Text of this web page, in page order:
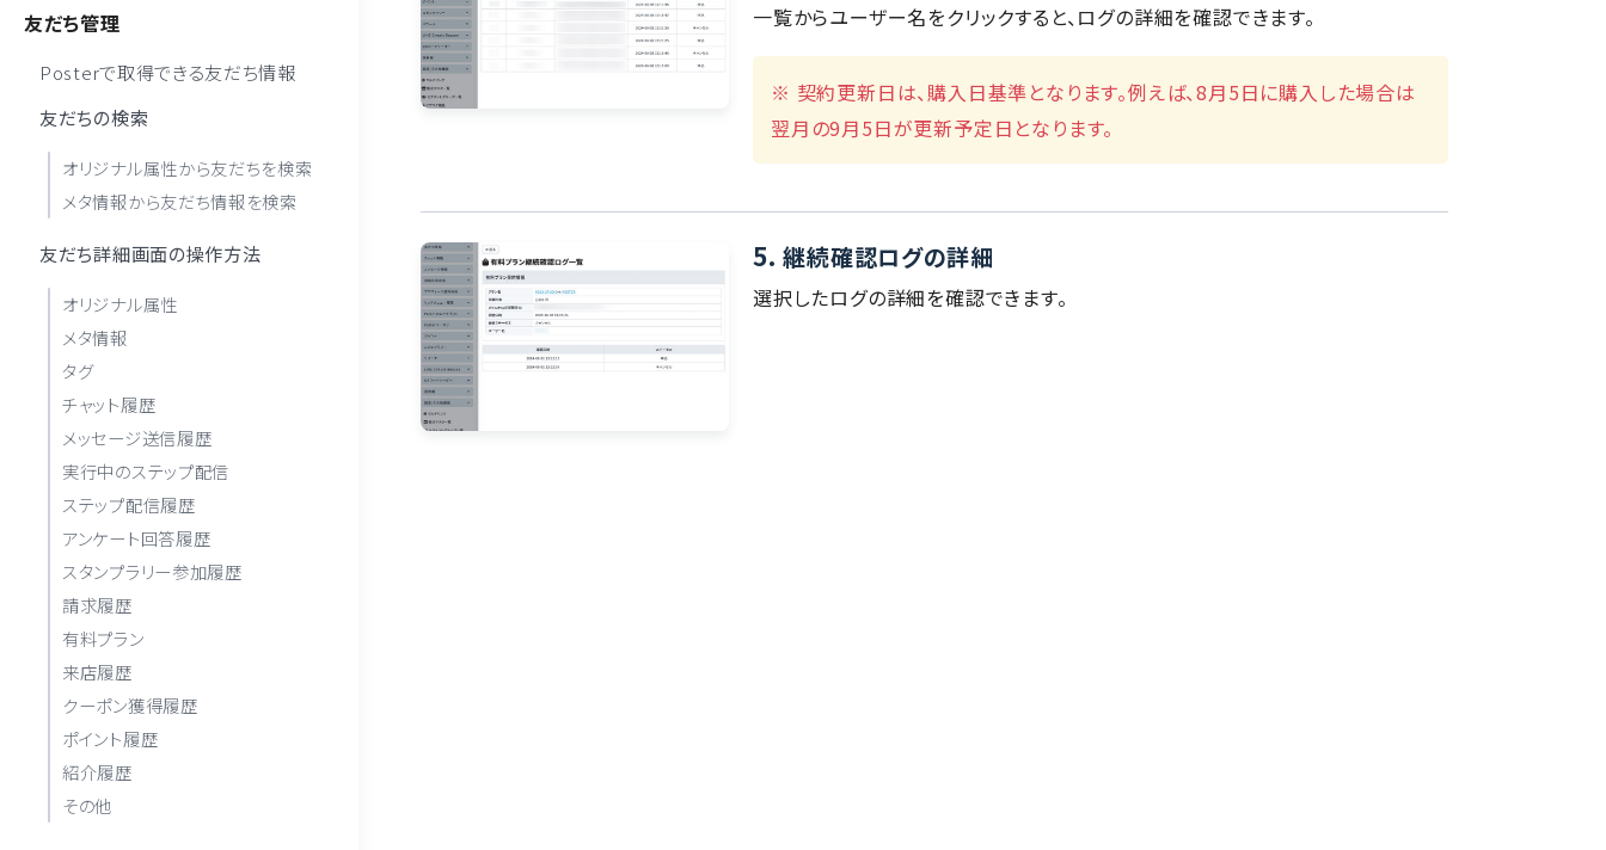
友だち管理
Posterで取得できる友だち情報
友だちの検索
オリジナル属性から友だちを検索
メタ情報から友だち情報を検索
友だち詳細画面の操作方法
オリジナル属性
メタ情報
タグ
チャット履歴
メッセージ送信履歴
実行中のステップ配信
ステップ配信履歴
アンケート回答履歴
スタンプラリー参加履歴
請求履歴
有料プラン
来店履歴
クーポン獲得履歴
ポイント履歴
紹介履歴
その他
一覧からユーザー名をクリックすると、ログの詳細を確認できます。
※ 契約更新日は、購入日基準となります。例えば、8月5日に購入した場合は
翌月の9月5日が更新予定日となります。
5. 継続確認ログの詳細
選択したログの詳細を確認できます。